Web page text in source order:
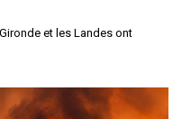
et les Landes ont